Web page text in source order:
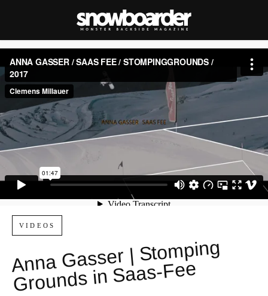
VIDEOS
Anna
Gasser | Sto
mping
Grounds in Saas-Fee